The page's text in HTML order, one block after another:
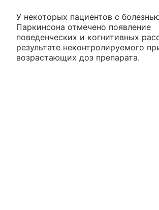
У некоторых пациентов с
Паркинсона отмечено появление
поведенческих и когнитивных
результате неконтролируемого
возрастающих доз препарата.